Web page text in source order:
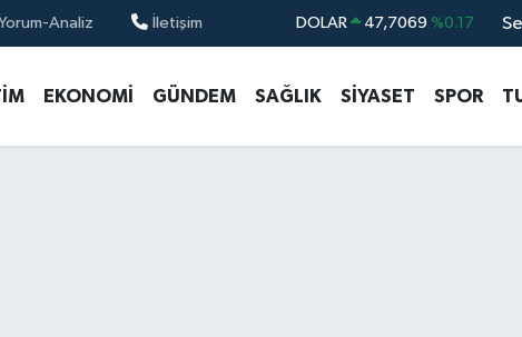
Analiz İletişim DOLAR 47,7069 %0.17
STERLİN 64,1897 %0.02
GRAM ALTIN 6618.49 %2.12
EKONOMİ GÜNDEM SAĞLIK SİYASET SPOR